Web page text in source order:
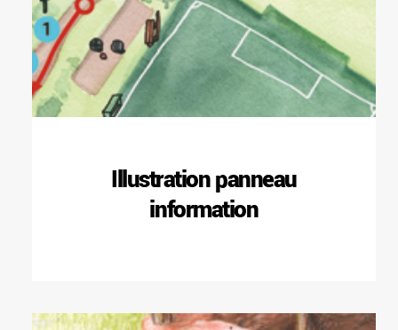
Illustration panneau
information